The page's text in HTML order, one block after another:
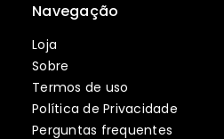
Navegação
Loja
Sobre
Termos de uso
Política de Privacidade
Perguntas frequentes